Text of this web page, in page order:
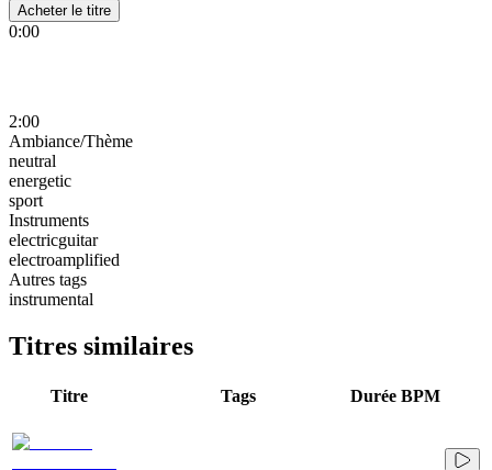
Acheter le titre
0:00
2:00
Ambiance/Thème
neutral
energetic
sport
Instruments
electricguitar
electroamplified
Autres tags
instrumental
Titres similaires
Titre Tags Durée BPM